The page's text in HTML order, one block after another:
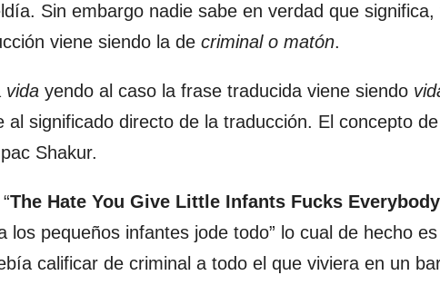
Sin embargo nadie sabe en verdad que
viene siendo la de criminal o matón.
vida yendo al caso la frase traducida viene siendo
significado directo de la traducción. El concepto
Shakur.
The Hate You Give Little Infants Fucks Everybody
los pequeños infantes jode todo” lo cual de hecho
calificar de criminal a todo el que viviera en un